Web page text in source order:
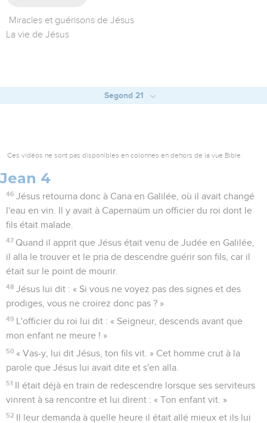
Miracles et guérisons de Jésus
La vie de Jésus
Segond 21
Ces vidéos ne sont pas disponibles en colonnes en dehors de la vue Bible.
Jean 4
46 Jésus retourna donc à Cana en Galilée, où il avait changé
l'eau en vin. Il y avait à Capernaüm un officier du roi dont le
fils était malade.
47 Quand il apprit que Jésus était venu de Judée en Galilée,
il alla le trouver et le pria de descendre guérir son fils, car il
était sur le point de mourir.
48 Jésus lui dit : « Si vous ne voyez pas des signes et des
prodiges, vous ne croirez donc pas ? »
49 L'officier du roi lui dit : « Seigneur, descends avant que
mon enfant ne meure ! »
50 « Vas-y, lui dit Jésus, ton fils vit. » Cet homme crut à la
parole que Jésus lui avait dite et s'en alla.
51 Il était déjà en train de redescendre lorsque ses serviteurs
vinrent à sa rencontre et lui dirent : « Ton enfant vit. »
52 Il leur demanda à quelle heure il était allé mieux et ils lui